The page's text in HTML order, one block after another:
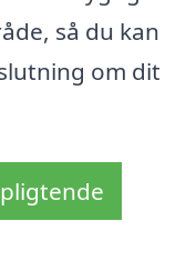
så du kan
om dit